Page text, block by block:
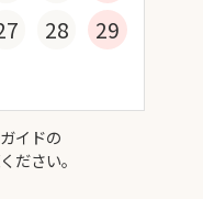
28
29
イドの
ださい。